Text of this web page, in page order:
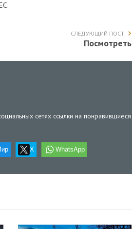
СЛЕДУЮЩИЙ ПОСТ
Посмотреть
сетях ссылки на понравившиеся
X WhatsApp